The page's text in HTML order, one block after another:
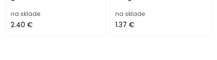
na sklade
2.40 €
na sklade
1.37 €